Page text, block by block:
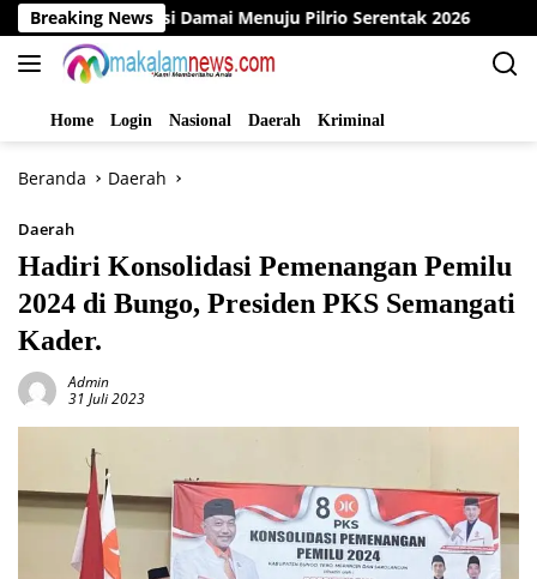
Langsung
ke
konten
Breaking News
Damai Menuju Pilrio Serentak 2026 Dinas
Home Login Nasional Daerah Kriminal
Beranda Daerah
Daerah
Hadiri Konsolidasi Pemenangan Pemilu
2024 di Bungo, Presiden PKS Semangati
Kader.
Admin
31 Juli 2023